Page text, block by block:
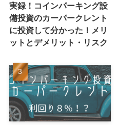
実録！コインパーキング設
備投資のカーパークレント
に投資して分かった！メリ
ットとデメリット・リスク